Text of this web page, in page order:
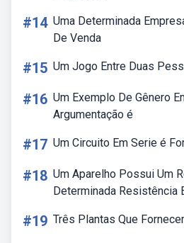
#14 Uma Determinada
De Venda
#15 Um Jogo Entre Duas
#16 Um Exemplo De Gênero
Argumentação é
#17 Um Circuito Em Serie é
#18 Um Aparelho Possui Um
Determinada Resistência
#19 Três Plantas Que